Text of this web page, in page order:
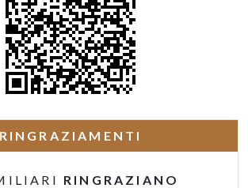
RINGRAZIAMENTI
RINGRAZIANO